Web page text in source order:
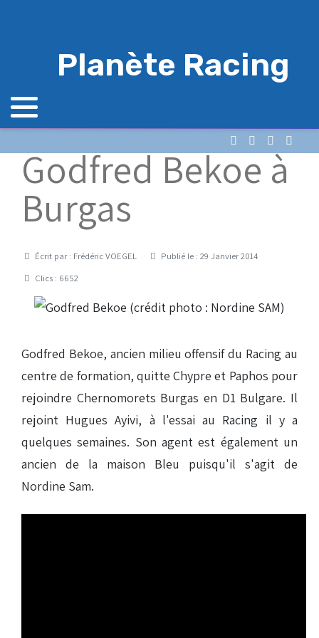
Planète Racing
Godfred Bekoe à
Burgas
DétailsÉcrit par : Frédéric VOEGEL
Publié le : 29 Janvier 2014
Clics : 6652
Godfred Bekoe, ancien milieu offensif du Racing au
centre de formation, quitte Chypre et Paphos pour
rejoindre Chernomorets Burgas en D1 Bulgare. Il
rejoint Hugues Ayivi, à l'essai au Racing il y a
quelques semaines. Son agent est également un
ancien de la maison Bleu puisqu'il s'agit de
Nordine Sam.